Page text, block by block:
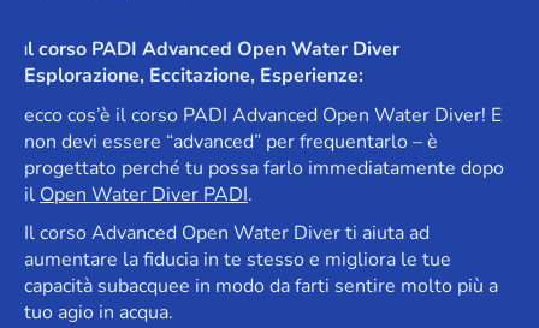
Il corso PADI Advanced Open Water Diver
Esplorazione, Eccitazione, Esperienze:
ecco cos’è il corso PADI Advanced Open Water Diver! E
non devi essere “advanced” per frequentarlo – è
progettato perché tu possa farlo immediatamente dopo
il Open Water Diver PADI.
Il corso Advanced Open Water Diver ti aiuta ad
aumentare la fiducia in te stesso e migliora le tue
capacità subacquee in modo da farti sentire molto più a
tuo agio in acqua.